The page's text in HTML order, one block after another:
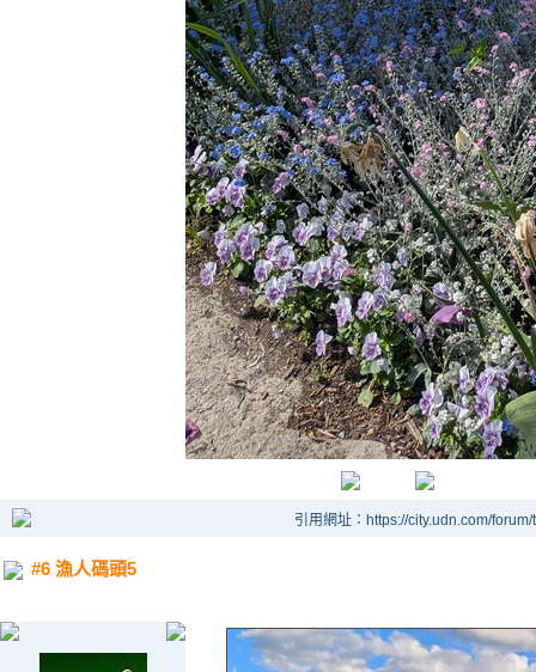
引用網址：https://city.udn.com/
#6 漁人碼頭5